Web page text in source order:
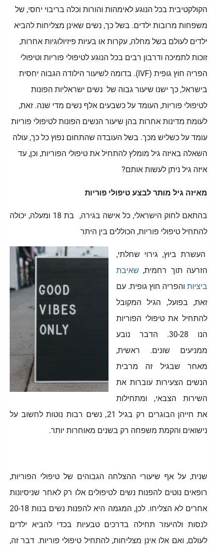
הקולקטיבית בכל הנוגע לאימהות והורות וכלה בריבוי יחסי, של
משפחות מרובות ילדים. בשל כך, נשים שאינן מצליחות להביא
ילדים לעולם בשל מחלה, עקרות או בעיות פיזיולוגיות אחרות,
זוכות לתמיכה ודרבון רבים בכל הנוגע לטיפולי פוריות וטיפולי
הפריה חוץ גופית (IVF). בדומה לשיעור הילודה הגבוה יחסית
בישראל, כך ישנו שיעור גבוה של נשים ישראליות הפונות
לטיפולי פוריות, העומד על כשבעים אלף נשים מדי שנה. זאת,
לעומת מדינות אחרות בהן שיעור הנשים הפונות לטיפולי פוריות
עומד על כשליש מכך. בשל העובדה שהתחום נפוץ כל כך, עולה
השאלה באיזה גיל מומלץ להתחיל את טיפולי הפוריות, וכן, עד
איזה גיל ניתן לעשות אותם?
מאיזה גיל מותר לבצע טיפולי פוריות
בהתאם לחוק הישראלי, כל אישה בגירה, בת 18 ומעלה, יכולה
להתחיל טיפולי פוריות, הכוללים בין היתר
העשרת ביוץ, גירוי שחלתי,
הזרעה תוך רחמית, שאיבת
ביציות והפריה חוץ גופית. עם
זאת, בפועל, הגיל המקובל
להתחיל את טיפולי הפוריות
הנו 30-28. הדבר נובע
ממניעים שונים. ראשית,
מאחר שבגיל זה מרבית
הנשים הצעירות עוברות את
השירות הצבאי, ומתחילות
את חייהן הבוגרים רק בגיל 21, נשים רבות נוטות לחשוב על
נישואים והקמת משפחה רק בשנים מאוחרות יותר.
שנית, על אף שיעורי ההצלחה הגבוהים של טיפולי הפוריות,
רופאים נוטים להפנות נשים לטיפולים אלו רק לאחר שניסיונות
אחרים לא הצליחו. לכן, המגמה היא להפנות נשים בנות 20-18
לנסות ולהיעזר תחילה בדרכים טבעיות בכדי להביא ילדים
לעולם, ואם אלו אינן מצליחות, להתחיל טיפולי פוריות. דבר זה,